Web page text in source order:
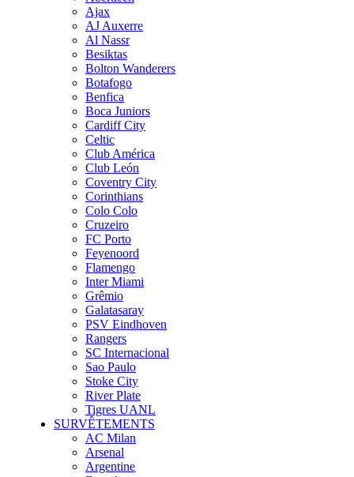
Ajax
AJ Auxerre
Al Nassr
Besiktas
Bolton Wanderers
Botafogo
Benfica
Boca Juniors
Cardiff City
Celtic
Club América
Club León
Coventry City
Corinthians
Colo Colo
Cruzeiro
FC Porto
Feyenoord
Flamengo
Inter Miami
Grêmio
Galatasaray
PSV Eindhoven
Rangers
SC Internacional
Sao Paulo
Stoke City
River Plate
Tigres UANL
SURVÊTEMENTS
AC Milan
Arsenal
Argentine